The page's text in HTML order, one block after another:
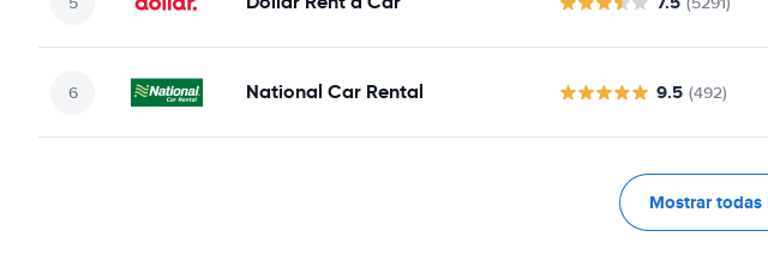
National Car Rental 9.5 (492)
Mostrar